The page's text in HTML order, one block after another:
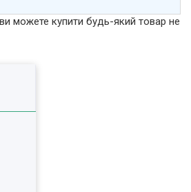
ви можете купити будь-який товар не